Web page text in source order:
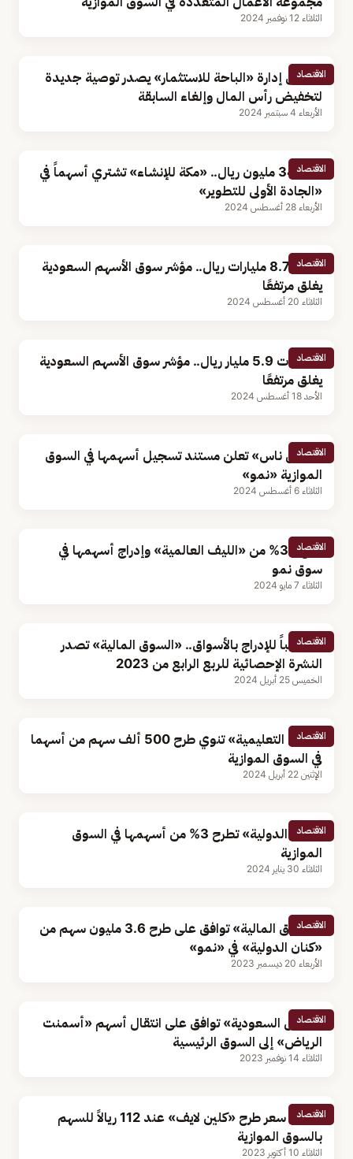
الثلاثاء 12 نوفمبر 2024
الاقتصاد
مجلس إدارة «الباحة للاستثمار» يصدر توصية جديدة
لتخفيض رأس المال وإلغاء السابقة
الأربعاء 4 سبتمبر 2024
الاقتصاد
بـ340.9 مليون ريال.. «مكة للإنشاء» تشتري أسهماً في
«الجادة الأولى للتطوير»
الأربعاء 28 أغسطس 2024
الاقتصاد
بقيمة 8.7 مليارات ريال.. مؤشر سوق الأسهم السعودية
يغلق مرتفعًا
الثلاثاء 20 أغسطس 2024
الاقتصاد
بتداولات 5.9 مليار ريال.. مؤشر سوق الأسهم السعودية
يغلق مرتفعًا
الأحد 18 أغسطس 2024
الاقتصاد
«بترول ناس» تعلن مستند تسجيل أسهمها في السوق
الموازية «نمو»
الثلاثاء 6 أغسطس 2024
الاقتصاد
طرح 30% من «الليف العالمية» وإدراج أسهمها في
سوق نمو
الثلاثاء 7 مايو 2024
الاقتصاد55 طلباً للإدراج بالأسواق.. «السوق المالية» تصدر
النشرة الإحصائية للربع الرابع من 2023
الخميس 25 أبريل 2024
الاقتصاد
«الأفق التعليمية» تنوي طرح 500 ألف سهم من أسهما
في السوق الموازية
الإثنين 22 أبريل 2024
الاقتصاد
«كنان الدولية» تطرح 3% من أسهمها في السوق
الموازية
الثلاثاء 30 يناير 2024
الاقتصاد
«السوق المالية» توافق على طرح 3.6 مليون سهم من
«كنان الدولية» في «نمو»
الأربعاء 20 ديسمبر 2023
الاقتصاد
«تداول السعودية» توافق على انتقال أسهم «أسمنت
الرياض» إلى السوق الرئيسية
الثلاثاء 14 نوفمبر 2023
الاقتصاد
تحديد سعر طرح «كلين لايف» عند 112 ريالاً للسهم
بالسوق الموازية
الثلاثاء 10 أكتوبر 2023